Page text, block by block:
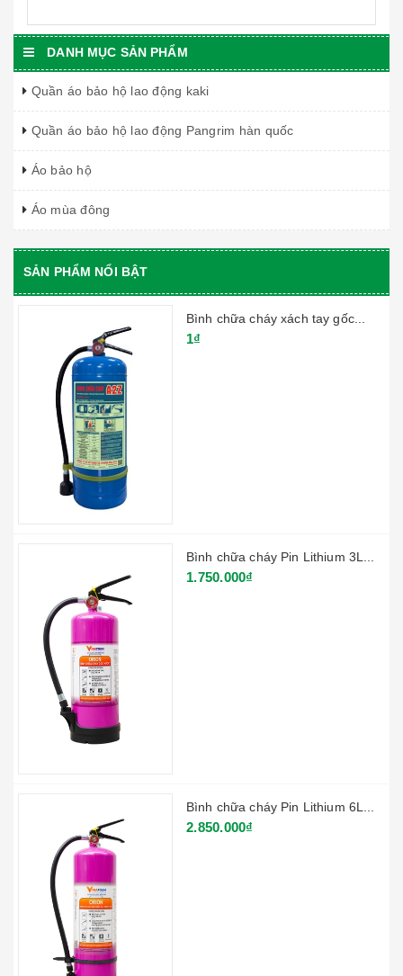
DANH MỤC SẢN PHẨM
Quần áo bảo hộ lao động kaki
Quần áo bảo hộ lao động Pangrim hàn quốc
Áo bảo hộ
Áo mùa đông
SẢN PHẨM NỔI BẬT
Bình chữa cháy xách tay gốc...
1₫
Bình chữa cháy Pin Lithium 3L...
1.750.000₫
Bình chữa cháy Pin Lithium 6L...
2.850.000₫